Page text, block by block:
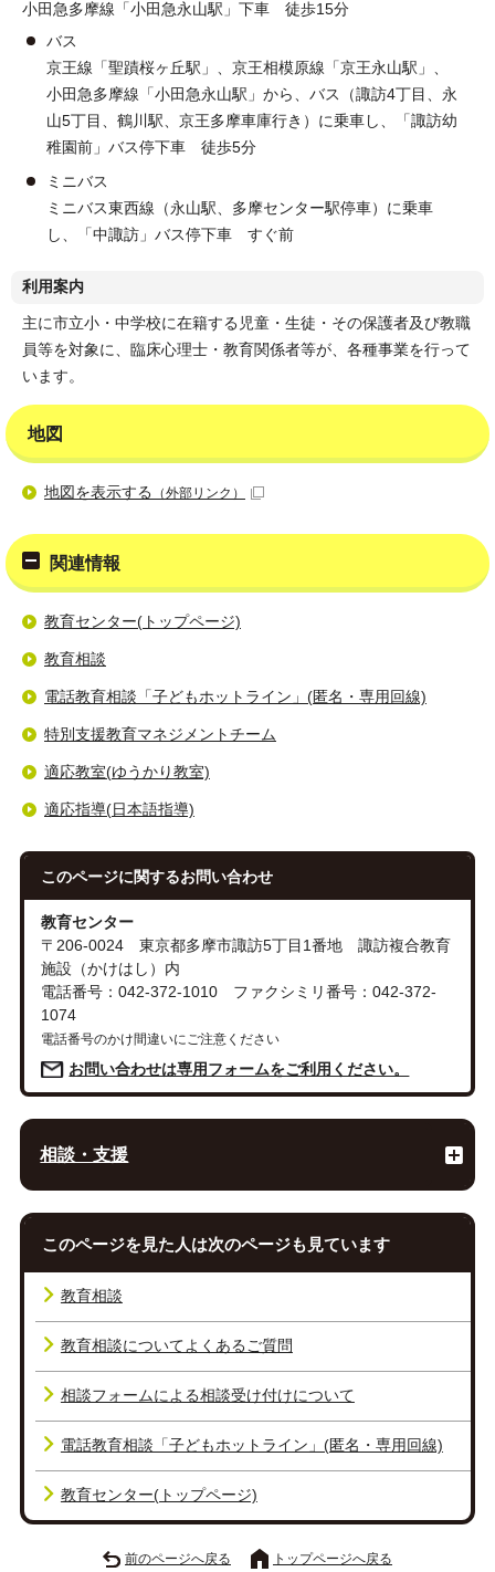
小田急多摩線「小田急永山駅」下車 徒歩15分
バス
京王線「聖蹟桜ヶ丘駅」、京王相模原線「京王永山駅」、
小田急多摩線「小田急永山駅」から、バス（諏訪4丁目、永
山5丁目、鶴川駅、京王多摩車庫行き）に乗車し、「諏訪幼
稚園前」バス停下車 徒歩5分
ミニバス
ミニバス東西線（永山駅、多摩センター駅停車）に乗車
し、「中諏訪」バス停下車 すぐ前
利用案内
主に市立小・中学校に在籍する児童・生徒・その保護者及び教職
員等を対象に、臨床心理士・教育関係者等が、各種事業を行って
います。
地図
地図を表示する （外部リンク）
関連情報
教育センター(トップページ)
教育相談
電話教育相談「子どもホットライン」(匿名・専用回線)
特別支援教育マネジメントチーム
適応教室(ゆうかり教室)
適応指導(日本語指導)
このページに関するお問い合わせ
教育センター
〒206-0024 東京都多摩市諏訪5丁目1番地 諏訪複合教育
施設（かけはし）内
電話番号：042-372-1010 ファクシミリ番号：042-372-
1074
電話番号のかけ間違いにご注意ください
お問い合わせは専用フォームをご利用ください。
相談・支援
このページを見た人は次のページも見ています
教育相談
教育相談についてよくあるご質問
相談フォームによる相談受け付けについて
電話教育相談「子どもホットライン」(匿名・専用回線)
教育センター(トップページ)
前のページへ戻る トップページへ戻る